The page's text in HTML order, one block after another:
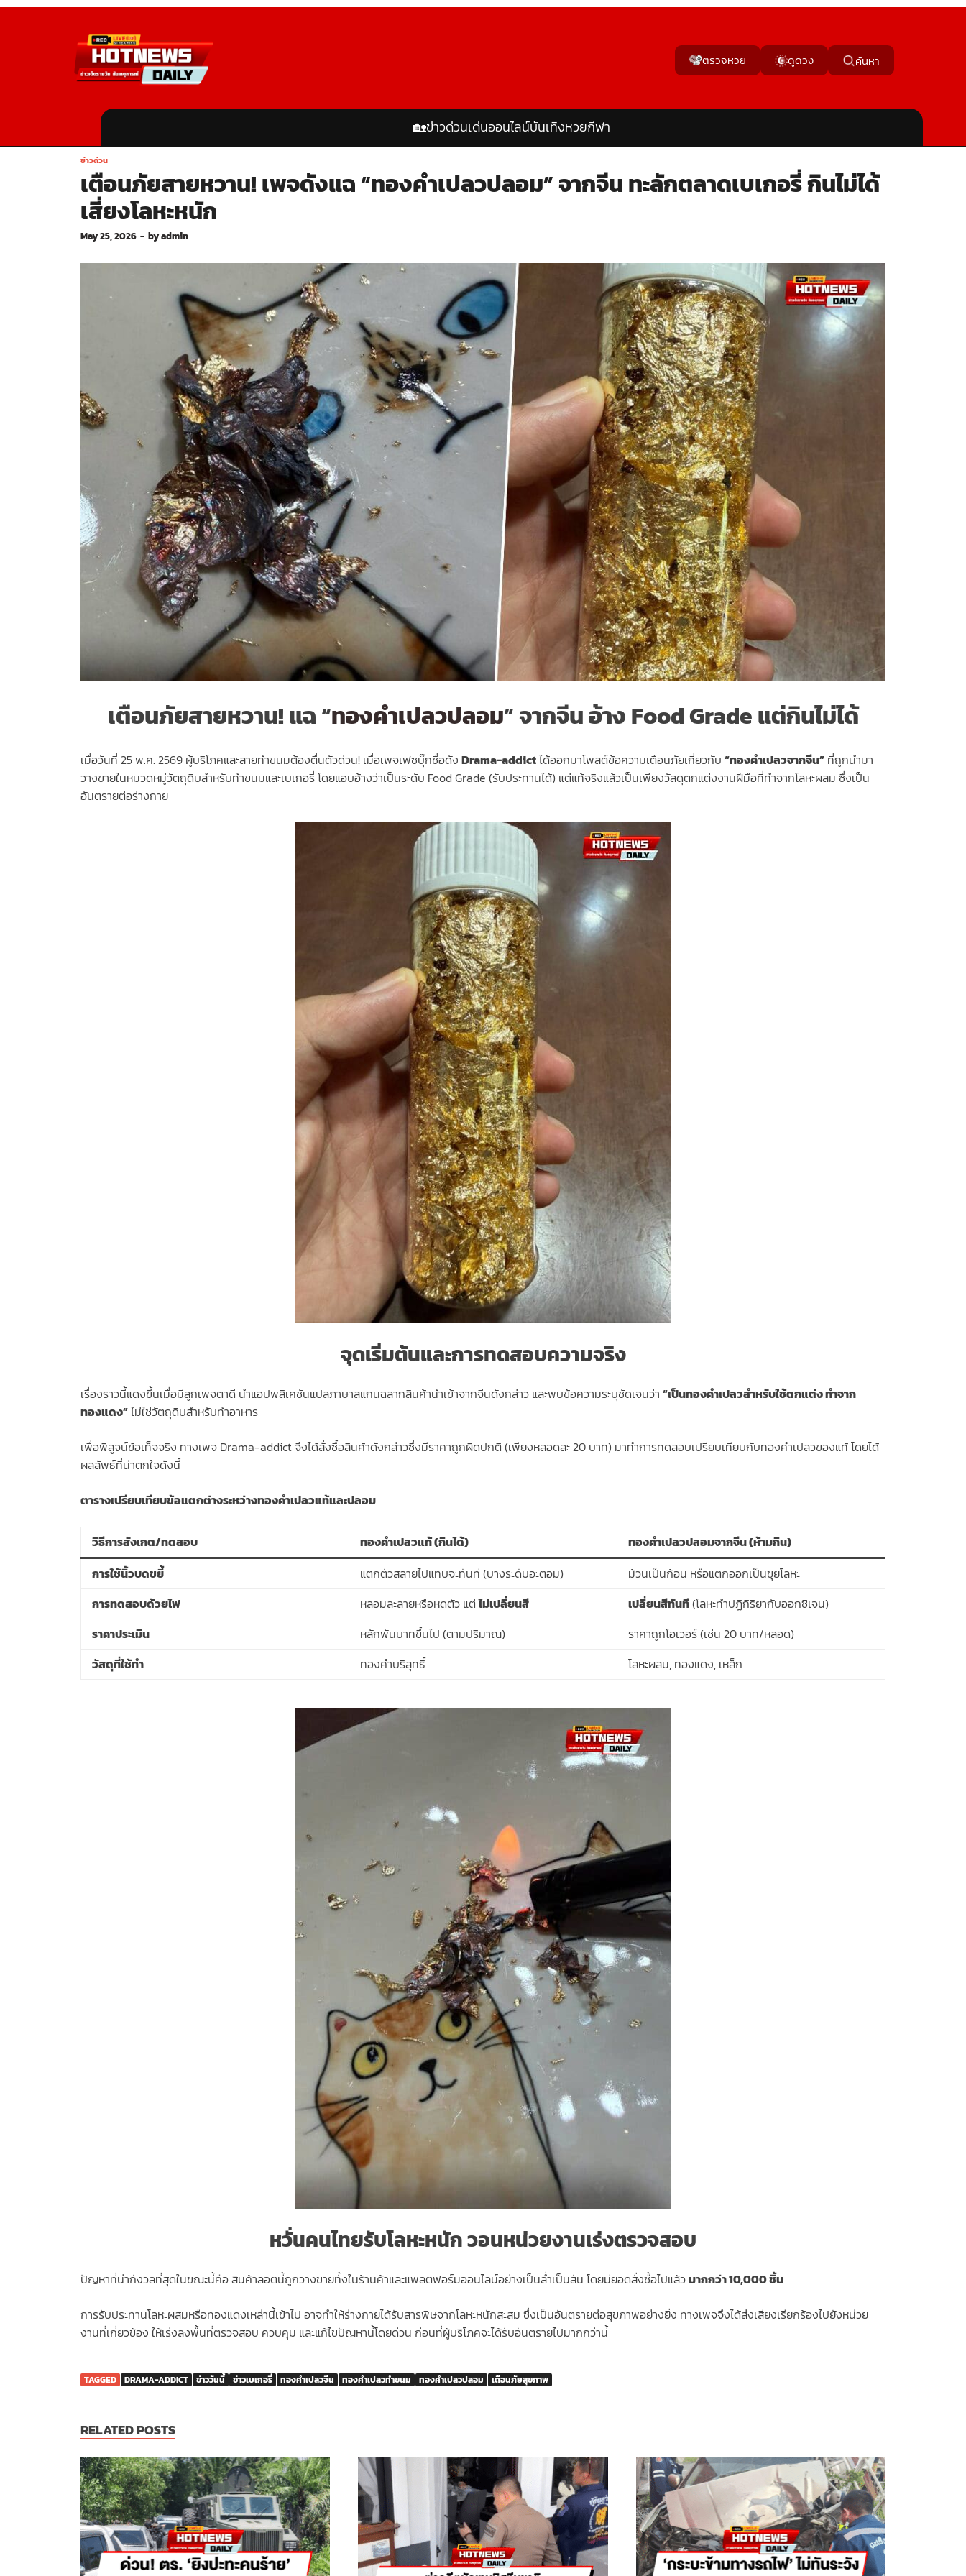
ตรวจหวย ดูดวง ค้นหา
🏡ข่าวด่วนเด่นออนไลน์บันเทิงหวยกีฬา
ข่าวด่วน
เตือนภัยสายหวาน! เพจดังแฉ “ทองคำเปลวปลอม” จากจีน ทะลักตลาดเบเกอรี่ กินไม่ได้
เสี่ยงโลหะหนัก
May 25, 2026 - byadmin
เตือนภัยสายหวาน! แฉ “ทองคำเปลวปลอม” จากจีน อ้าง Food Grade แต่กินไม่ได้
เมื่อวันที่ 25 พ.ค. 2569 ผู้บริโภคและสายทำขนมต้องตื่นตัวด่วน! เมื่อเพจเฟซบุ๊กชื่อดัง Drama-addictได้ออกมาโพสต์ข้อความเตือนภัยเกี่ยวกับ “ทองคำเปลวจากจีน” ที่ถูกนำมา
วางขายในหมวดหมู่วัตถุดิบสำหรับทำขนมและเบเกอรี่ โดยแอบอ้างว่าเป็นระดับ Food Grade (รับประทานได้) แต่แท้จริงแล้วเป็นเพียงวัสดุตกแต่งงานฝีมือที่ทำจากโลหะผสม ซึ่งเป็น
อันตรายต่อร่างกาย
จุดเริ่มต้นและการทดสอบความจริง
เรื่องราวนี้แดงขึ้นเมื่อมีลูกเพจตาดี นำแอปพลิเคชันแปลภาษาสแกนฉลากสินค้านำเข้าจากจีนดังกล่าว และพบข้อความระบุชัดเจนว่า “เป็นทองคำเปลวสำหรับใช้ตกแต่ง ทำจาก
ทองแดง”ไม่ใช่วัตถุดิบสำหรับทำอาหาร
เพื่อพิสูจน์ข้อเท็จจริง ทางเพจ Drama-addict จึงได้สั่งซื้อสินค้าดังกล่าวซึ่งมีราคาถูกผิดปกติ (เพียงหลอดละ 20 บาท) มาทำการทดสอบเปรียบเทียบกับทองคำเปลวของแท้ โดยได้
ผลลัพธ์ที่น่าตกใจดังนี้
ตารางเปรียบเทียบข้อแตกต่างระหว่างทองคำเปลวแท้และปลอม
วิธีการสังเกต/ทดสอบ ทองคำเปลวแท้ (กินได้)
ทองคำเปลวปลอมจากจีน (ห้ามกิน)
การใช้นิ้วบดขยี้
แตกตัวสลายไปแทบจะทันที (บางระดับอะตอม)
ม้วนเป็นก้อน หรือแตกออกเป็นขุยโลหะ
การทดสอบด้วยไฟ
หลอมละลายหรือหดตัว แต่ไม่เปลี่ยนสี เปลี่ยนสีทันที(โลหะทำปฏิกิริยากับออกซิเจน)
ราคาประเมิน
หลักพันบาทขึ้นไป (ตามปริมาณ)
ราคาถูกโอเวอร์ (เช่น 20 บาท/หลอด)
วัสดุที่ใช้ทำ
ทองคำบริสุทธิ์ โลหะผสม, ทองแดง, เหล็ก
หวั่นคนไทยรับโลหะหนัก วอนหน่วยงานเร่งตรวจสอบ
ปัญหาที่น่ากังวลที่สุดในขณะนี้คือ สินค้าลอตนี้ถูกวางขายทั้งในร้านค้าและแพลตฟอร์มออนไลน์อย่างเป็นล่ำเป็นสัน โดยมียอดสั่งซื้อไปแล้วมากกว่า 10,000 ชิ้น
การรับประทานโลหะผสมหรือทองแดงเหล่านี้เข้าไป อาจทำให้ร่างกายได้รับสารพิษจากโลหะหนักสะสม ซึ่งเป็นอันตรายต่อสุขภาพอย่างยิ่ง ทางเพจจึงได้ส่งเสียงเรียกร้องไปยังหน่วย
งานที่เกี่ยวข้อง ให้เร่งลงพื้นที่ตรวจสอบ ควบคุม และแก้ไขปัญหานี้โดยด่วน ก่อนที่ผู้บริโภคจะได้รับอันตรายไปมากกว่านี้
TAGGED DRAMA-ADDICT ข่าววันนี้ ข่าวเบเกอรี่ ทองคำเปลวจีน ทองคำเปลวทำขนม ทองคำเปลวปลอม เตือนภัยสุขภาพ
RELATED POSTS